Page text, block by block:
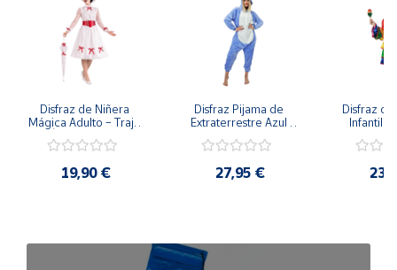
Disfraz de Niñera
Mágica Adulto – Traje
de Mary Poppins con
(3 Piezas)
19,90 €
Disfraz Pijama de
Extraterrestre Azul
Kigurumi de
27,95 €
Disfraz de
Infantil –